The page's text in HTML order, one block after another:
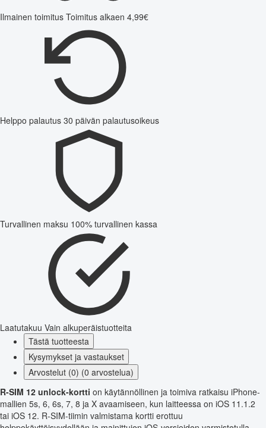
Ilmainen toimitus Toimitus alkaen 4,99€
Helppo palautus 30 päivän palautusoikeus
Turvallinen maksu 100% turvallinen kassa
Laatutakuu Vain alkuperäistuotteita
Tästä tuotteesta
Kysymykset ja vastaukset
Arvostelut (0) (0 arvostelua)
R-SIM 12 unlock-kortti on käytännöllinen ja toimiva ratkaisu iPhone-
mallien 5s, 6, 6s, 7, 8 ja X avaamiseen, kun laitteessa on iOS 11.1.2
tai iOS 12. R-SIM-tiimin valmistama kortti erottuu